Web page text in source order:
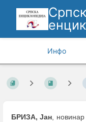
Инфо
БРИЗА, Јан,